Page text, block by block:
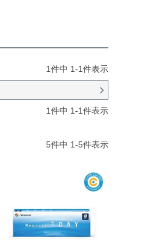
1件中 1-1件表示
1件中 1-1件表示
5件中 1-5件表示